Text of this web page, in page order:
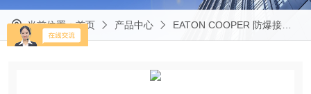
当前位置：首页 产品中心 EATON COOPER 防爆接线箱